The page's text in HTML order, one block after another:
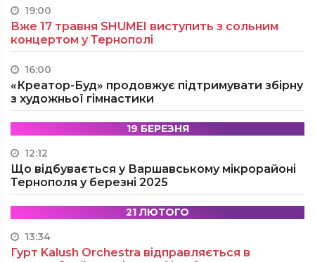
19:00
Вже 17 травня SHUMEI виступить з сольним
концертом у Тернополі
16:00
«Креатор-Буд» продовжує підтримувати збірну
з художньої гімнастики
19 БЕРЕЗНЯ
12:12
Що відбувається у Варшавському мікрорайоні
Тернополя у березні 2025
21 ЛЮТОГО
13:34
Гурт Kalush Orchestra відправляється в